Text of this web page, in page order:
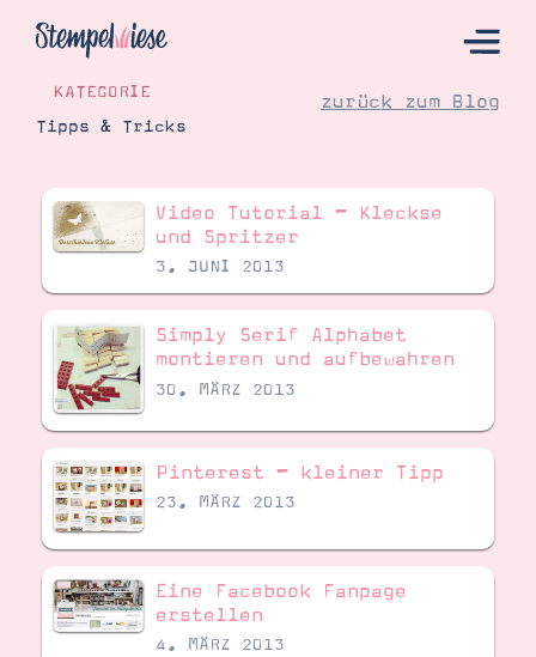
Hier Starten
Katalog
Bestellen
Angebote
Demonstrator werden
Blog
Gutscheine
Produkte erklärt
Über mich
KATEGORIE
Tipps & Tricks
zurück zum Blog
Video Tutorial – Kleckse
und Spritzer
3. JUNI 2013
Simply Serif Alphabet
montieren und aufbewahren
30. MÄRZ 2013
Pinterest – kleiner Tipp
23. MÄRZ 2013
Eine Facebook Fanpage
erstellen
4. MÄRZ 2013